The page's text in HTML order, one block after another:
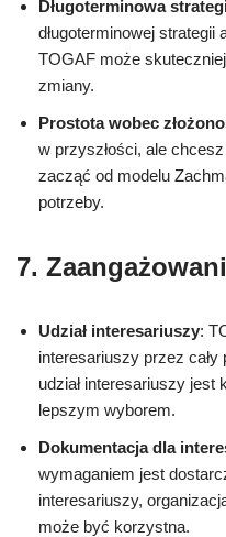
Długoterminowa
długoterminowej
TOGAF może
zmiany.
Prostota wobec
w przyszłości, ale
zacząć od modelu
potrzeby.
7.
Udział interesariuszy:
interesariuszy przez
udział interesariuszy
lepszym wyborem.
Dokumentacja dla
wymaganiem jest
interesariuszy,
może być korzystna.